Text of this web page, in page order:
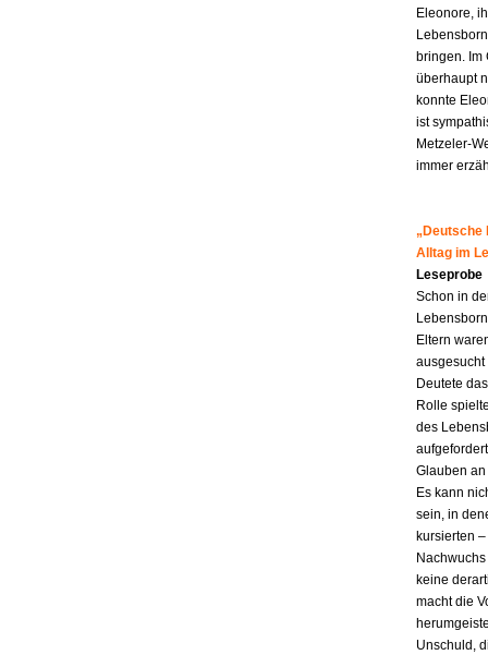
Eleonore,
bringen. Im
überhaupt
konnte
ist
Metzeler-
immer
„Deutsche
Alltag im
Leseprobe
Schon in
Eltern
Deutete
Rolle
des
Glauben
Es kann
sein, in
kursierten
keine
macht die
Unschuld,